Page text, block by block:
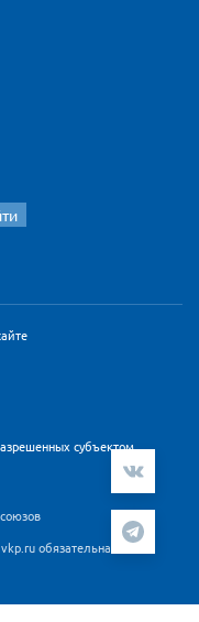
субъектом
обязательна